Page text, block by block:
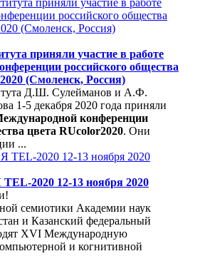
приняли участие в работе
российского общества
(Смоленск, Россия)
Д.Ш. Сулейманов и А.Ф.
1-5 декабря 2020 года приняли
конференции
цвета RUcolor2020. Они
...
2020 12-13 ноября 2020
семиотики Академии наук
и Казанский федеральный
XVI Международную
и когнитивной